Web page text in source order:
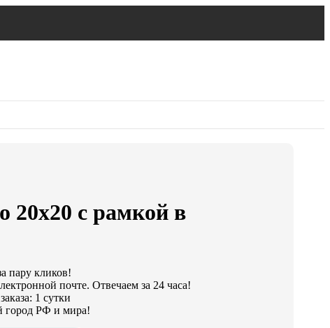
20х20 с рамкой в
пару кликов!
почте. Отвечаем за 24 часа!
1 сутки
город РФ и мира!